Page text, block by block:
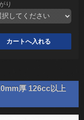
り
厚 126cc以上